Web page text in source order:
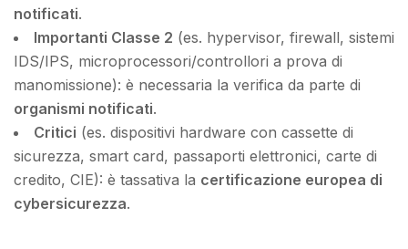
notificati.
Importanti Classe 2 (es. hypervisor, firewall, sistemi
IDS/IPS, microprocessori/controllori a prova di
manomissione): è necessaria la verifica da parte di
organismi notificati.
Critici (es. dispositivi hardware con cassette di
sicurezza, smart card, passaporti elettronici, carte di
credito, CIE): è tassativa la certificazione europea di
cybersicurezza.